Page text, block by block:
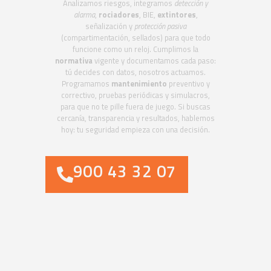
Analizamos riesgos, integramos detección y
alarma, rociadores, BIE, extintores,
señalización y protección pasiva
(compartimentación, sellados) para que todo
funcione como un reloj. Cumplimos la
normativa vigente y documentamos cada paso:
tú decides con datos, nosotros actuamos.
Programamos mantenimiento preventivo y
correctivo, pruebas periódicas y simulacros,
para que no te pille fuera de juego. Si buscas
cercanía, transparencia y resultados, hablemos
hoy: tu seguridad empieza con una decisión.
900 43 32 07